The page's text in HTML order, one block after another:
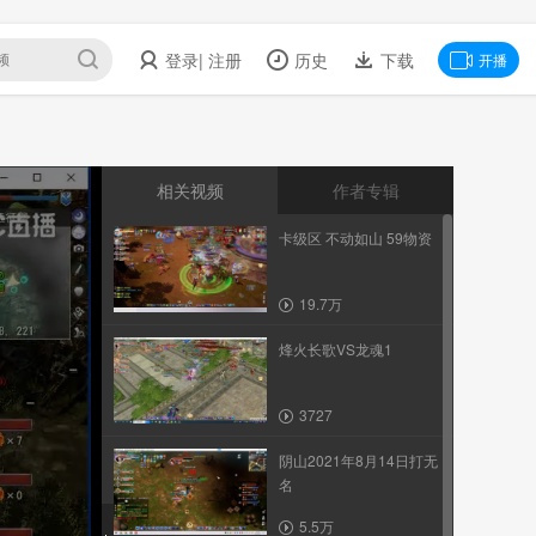
登录| 注册 历史 下载 开播
相关视频 作者专辑
卡级区 不动如山 59物资
19.7万
烽火长歌VS龙魂1
3727
阴山2021年8月14日打无
名
5.5万